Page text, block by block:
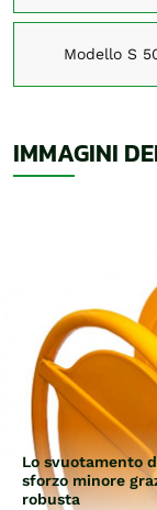
Modello S
IMMAGINI
Lo svuotamento
sforzo minore
robusta